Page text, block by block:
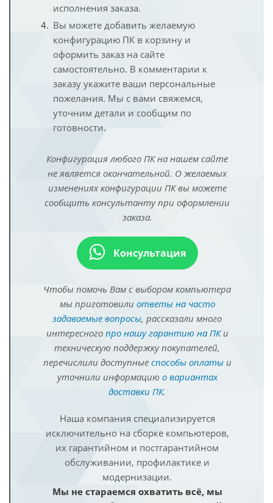
исполнения заказа.
Вы можете добавить желаемую
конфигурацию ПК в корзину и
оформить заказ на сайте
самостоятельно. В комментарии к
заказу укажите ваши персональные
пожелания. Мы с вами свяжемся,
уточним детали и сообщим по
готовности.
Конфигурация любого ПК на нашем сайте
не является окончательной. О желаемых
изменениях конфигурации ПК вы можете
сообщить консультанту при оформлении
заказа.
Консультация
Чтобы помочь Вам с выбором компьютера
мы приготовили ответы на часто
задаваемые вопросы, рассказали много
интересного про нашу гарантию на ПКи
техническую поддержку покупателей,
перечислили доступные способы оплатыи
уточнили информацию о вариантах
доставки ПК.
Наша компания специализируется
исключительно на сборке компьютеров,
их гарантийном и постгарантийном
обслуживании, профилактике и
модернизации.
Мы не стараемся охватить всё, мы